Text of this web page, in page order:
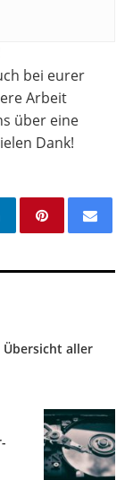
bei eurer
Arbeit
über eine
Dank!
Übersicht aller